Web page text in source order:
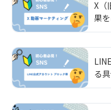
X（
果
る